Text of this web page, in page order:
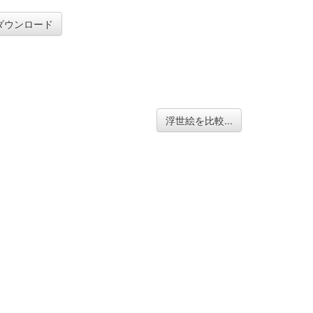
ウンロード
浮世絵を比較...